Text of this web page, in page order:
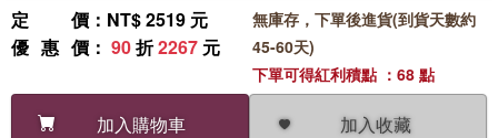
定價 ：NT$ 2519 元
優惠價 ： 90折2267 元
加入購物車 加入收藏
無庫存，下單後進貨(到貨天數約
45-60天)
下單可得紅利積點 ：68 點